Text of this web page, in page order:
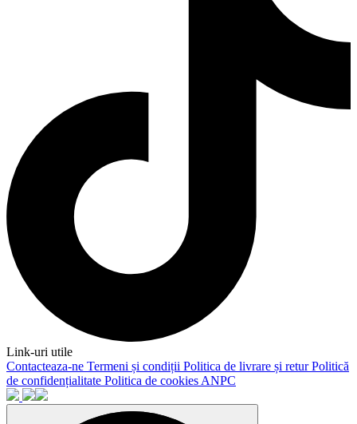
Link-uri utile
Contacteaza-ne Termeni și condiții Politica de livrare și returPolitică
de confidențialitate Politica de cookies ANPC